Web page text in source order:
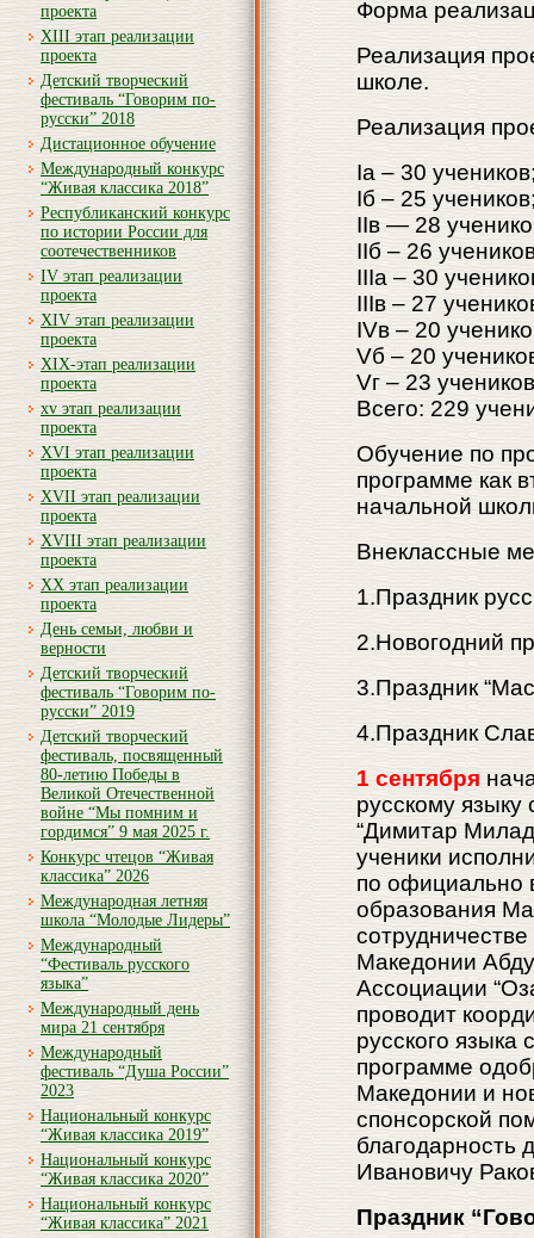
проекта
XIII этап реализации
проекта
Детский творческий
фестиваль “Говорим по-
русски” 2018
Дистационное обучение
Международный конкурс
“Живая классика 2018”
Республиканский конкурс
по истории России для
соотечественников
IV этап реализации
проекта
XIV этап реализации
проекта
XIX-этап реализации
проекта
xv этап реализации
проекта
XVI этап реализации
проекта
XVII этап реализации
проекта
XVIII этап реализации
проекта
XX этап реализации
проекта
День семьи, любви и
верности
Детский творческий
фестиваль “Говорим по-
русски” 2019
Детский творческий
фестиваль, посвященный
80-летию Победы в
Великой Отечественной
войне “Мы помним и
гордимся” 9 мая 2025 г.
Конкурс чтецов “Живая
классика” 2026
Международная летняя
школа “Молодые Лидеры”
Международный
“Фестиваль русского
языка”
Международный день
мира 21 сентября
Международный
фестиваль “Душа России”
2023
Национальный конкурс
“Живая классика 2019”
Национальный конкурс
“Живая классика 2020”
Национальный конкурс
“Живая классика” 2021
Форма
Реализация
школе.
Реализация
Ia – 30
Iб – 25
IIв — 28
IIб – 26
IIIa – 30
IIIв – 27
IVв – 20
Vб – 20
Vг – 23
Всего: 229
Обучение по
программе как
начальной
Внеклассные
1.Праздник
2.Новогодний
3.Праздник
4.Праздник
1 сентября
русскому языку
“Димитар
ученики
по официально
образования
Македонии
Ассоциации
проводит
русского языка
программе
Македонии и
спонсорской
благодарность
Ивановичу
Праздник